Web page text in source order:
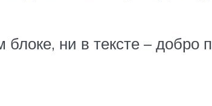
ни в тексте – добро